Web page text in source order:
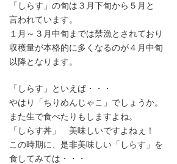
「しらす」の旬は３月下旬から５月と
言われています。
１月～３月中旬までは禁漁とされており
収穫量が本格的に多くなるのが４月中旬
以降となります。
「しらす」といえば・・・
やはり「ちりめんじゃこ」でしょうか。
また生で食べたりもしますよね。
「しらす丼」 美味しいですよねぇ！
この時期に、是非美味しい「しらす」を
食してみては・・・